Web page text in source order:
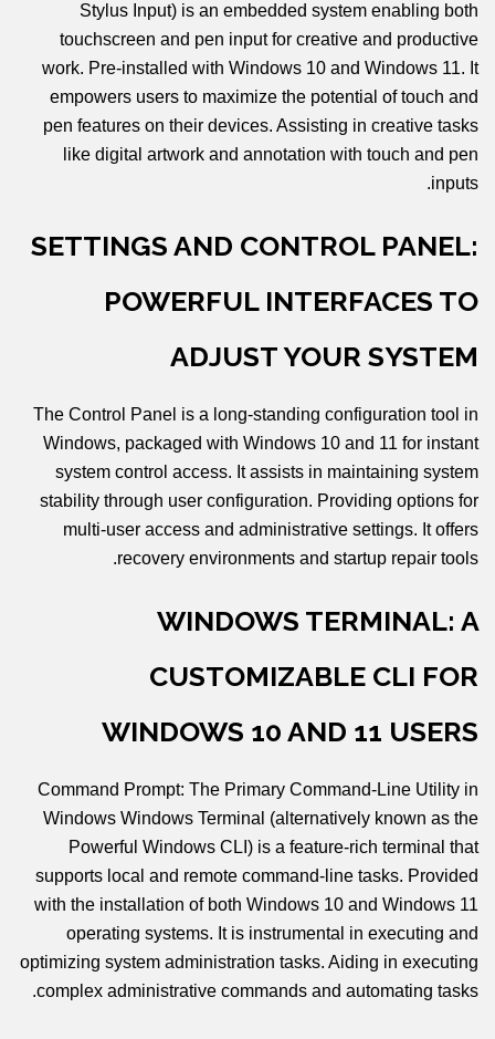
Stylus Input) is an embedded system enabling both
touchscreen and pen input for creative and productive
work. Pre-installed with Windows 10 and Windows 11. It
empowers users to maximize the potential of touch and
pen features on their devices. Assisting in creative tasks
like digital artwork and annotation with touch and pen
inputs.
SETTINGS AND CONTROL PANEL:
POWERFUL INTERFACES TO
ADJUST YOUR SYSTEM
The Control Panel is a long-standing configuration tool in
Windows, packaged with Windows 10 and 11 for instant
system control access. It assists in maintaining system
stability through user configuration. Providing options for
multi-user access and administrative settings. It offers
recovery environments and startup repair tools.
WINDOWS TERMINAL: A
CUSTOMIZABLE CLI FOR
WINDOWS 10 AND 11 USERS
Command Prompt: The Primary Command-Line Utility in
Windows Windows Terminal (alternatively known as the
Powerful Windows CLI) is a feature-rich terminal that
supports local and remote command-line tasks. Provided
with the installation of both Windows 10 and Windows 11
operating systems. It is instrumental in executing and
optimizing system administration tasks. Aiding in executing
complex administrative commands and automating tasks.